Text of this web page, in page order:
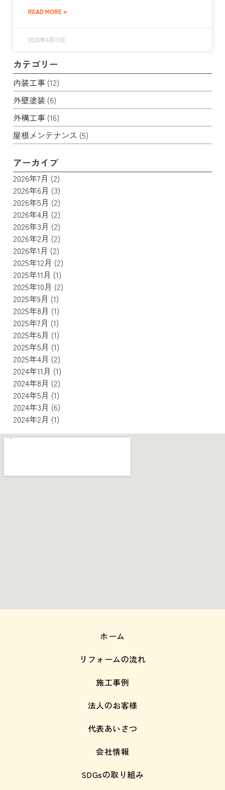
READ MORE »
2026年6月11日
カテゴリー
内装工事 (12)
外壁塗装 (6)
外構工事 (16)
屋根メンテナンス (5)
アーカイブ
2026年7月 (2)
2026年6月 (3)
2026年5月 (2)
2026年4月 (2)
2026年3月 (2)
2026年2月 (2)
2026年1月 (2)
2025年12月 (2)
2025年11月 (1)
2025年10月 (2)
2025年9月 (1)
2025年8月 (1)
2025年7月 (1)
2025年6月 (1)
2025年5月 (1)
2025年4月 (2)
2024年11月 (1)
2024年8月 (2)
2024年5月 (1)
2024年3月 (6)
2024年2月 (1)
ホーム
リフォームの流れ
施工事例
法人のお客様
代表あいさつ
会社情報
SDGsの取り組み